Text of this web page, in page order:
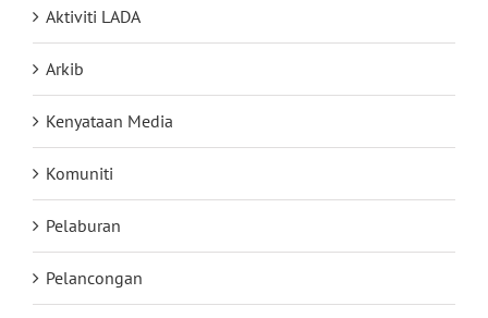
Aktiviti LADA
Arkib
Kenyataan Media
Komuniti
Pelaburan
Pelancongan